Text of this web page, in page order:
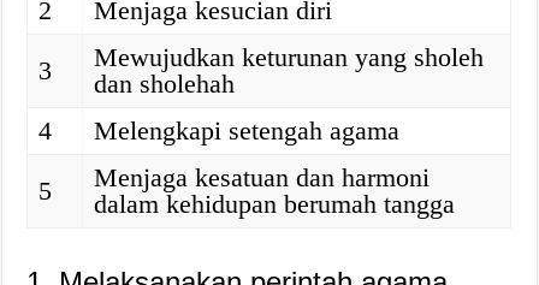
2
Menjaga kesucian diri
3
Mewujudkan keturunan yang sholeh
dan sholehah
4
Melengkapi setengah agama
5
Menjaga kesatuan dan harmoni
dalam kehidupan berumah tangga